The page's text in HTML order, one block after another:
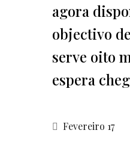
agora
objectivo
serve oito
espera
Fevereiro 17